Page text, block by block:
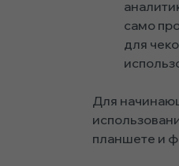
само
для
Для
планшете и